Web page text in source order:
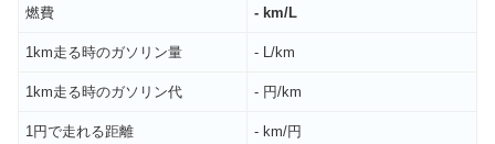
燃費 - km/L
1km走る時のガソリン量 - L/km
1km走る時のガソリン代 - 円/km
1円で走れる距離 - km/円